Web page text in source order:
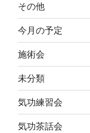
その他
今月の予定
施術会
未分類
気功練習会
気功茶話会